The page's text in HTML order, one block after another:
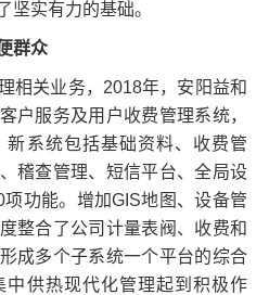
坚实有力的基础。
群众
相关业务，2018年，安阳益和
户服务及用户收费管理系统，
新系统包括基础资料、收费管
稽查管理、短信平台、全局设
功能。增加GIS地图、设备管
整合了公司计量表阀、收费和
成多个子系统一个平台的综合
供热现代化管理起到积极作